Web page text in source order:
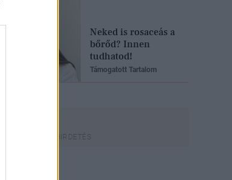
Neked is rosaceás a
bőrőd? Innen
tudhatod!
Támogatott Tartalom